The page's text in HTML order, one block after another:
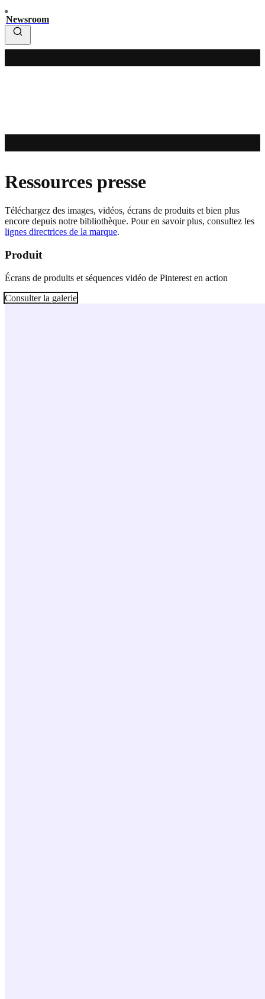
Newsroom
Ressources presse
Téléchargez des images, vidéos, écrans de produits et bien plus
encore depuis notre bibliothèque. Pour en savoir plus, consultez les
lignes directrices de la marque.
Produit
Écrans de produits et séquences vidéo de Pinterest en action
Consulter la galerie